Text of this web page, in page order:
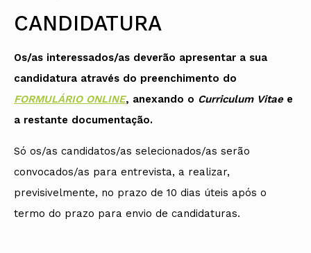
CANDIDATURA
Os/as interessados/as deverão apresentar a sua
candidatura através do preenchimento do
FORMULÁRIO ONLINE, anexando o Curriculum Vitaee
a restante documentação.
Só os/as candidatos/as selecionados/as serão
convocados/as para entrevista, a realizar,
previsivelmente, no prazo de 10 dias úteis após o
termo do prazo para envio de candidaturas.